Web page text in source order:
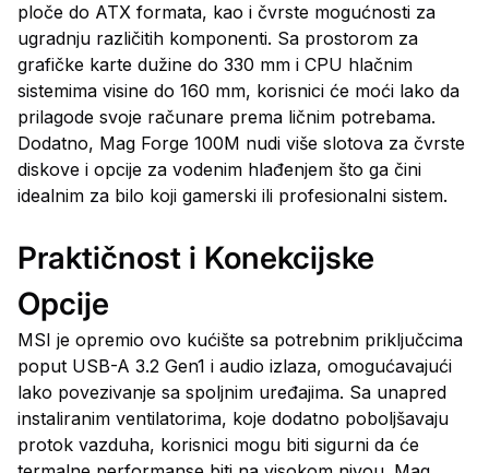
ploče do ATX formata, kao i čvrste mogućnosti za
ugradnju različitih komponenti. Sa prostorom za
grafičke karte dužine do 330 mm i CPU hlačnim
sistemima visine do 160 mm, korisnici će moći lako da
prilagode svoje računare prema ličnim potrebama.
Dodatno, Mag Forge 100M nudi više slotova za čvrste
diskove i opcije za vodenim hlađenjem što ga čini
idealnim za bilo koji gamerski ili profesionalni sistem.
Praktičnost i Konekcijske
Opcije
MSI je opremio ovo kućište sa potrebnim priključcima
poput USB-A 3.2 Gen1 i audio izlaza, omogućavajući
lako povezivanje sa spoljnim uređajima. Sa unapred
instaliranim ventilatorima, koje dodatno poboljšavaju
protok vazduha, korisnici mogu biti sigurni da će